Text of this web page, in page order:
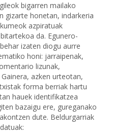
bigarren mailako
gizarte honetan, indarkeria
azpiratuak
da. Egunero-
izaten diogu aurre
honi: jarraipenak,
lizunak,
azken urteotan,
forma berriak hartu
hauek identifikatzea
bazaigu ere, gureganako
dute. Beldurgarriak